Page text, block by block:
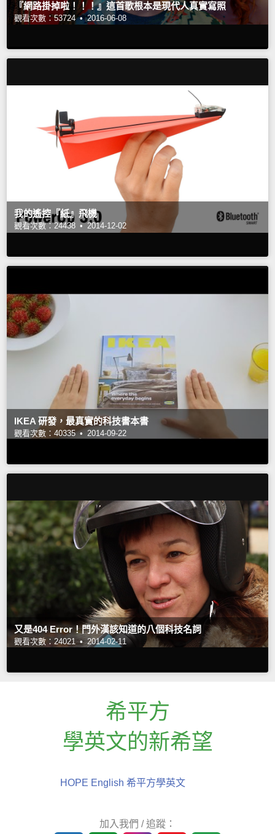
『網路掛掉啦！！！』這首歌根本是現代人真實寫照
觀看次數：53724 • 2016-06-08
我的遙控『紙』飛機
觀看次數：24438 • 2014-12-02
IKEA 研發，最真實的科技書本書
觀看次數：40335 • 2014-09-22
又是404 Error！門外漢該知道的八個科技名詞
觀看次數：24021 • 2014-02-11
希平方
學英文的新希望
HOPE English 希平方學英文
加入我們 / 追蹤：